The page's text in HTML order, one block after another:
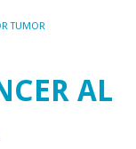
TUMOR
AL